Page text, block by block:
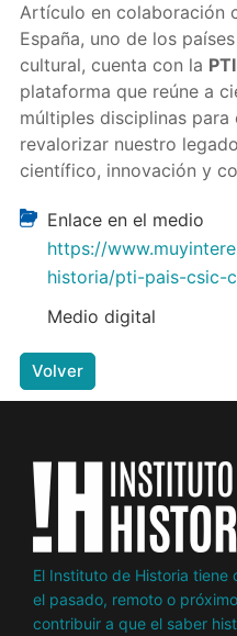
Artículo en colaboración
España, uno de los
cultural, cuenta con la
plataforma que reúne a
múltiples disciplinas para
revalorizar nuestro
científico, innovación y
Enlace en el medio
https://
historia/pti-pais-csic-
Medio digital
Volver
El Instituto de Historia
el pasado, remoto o
contribuir a que el saber